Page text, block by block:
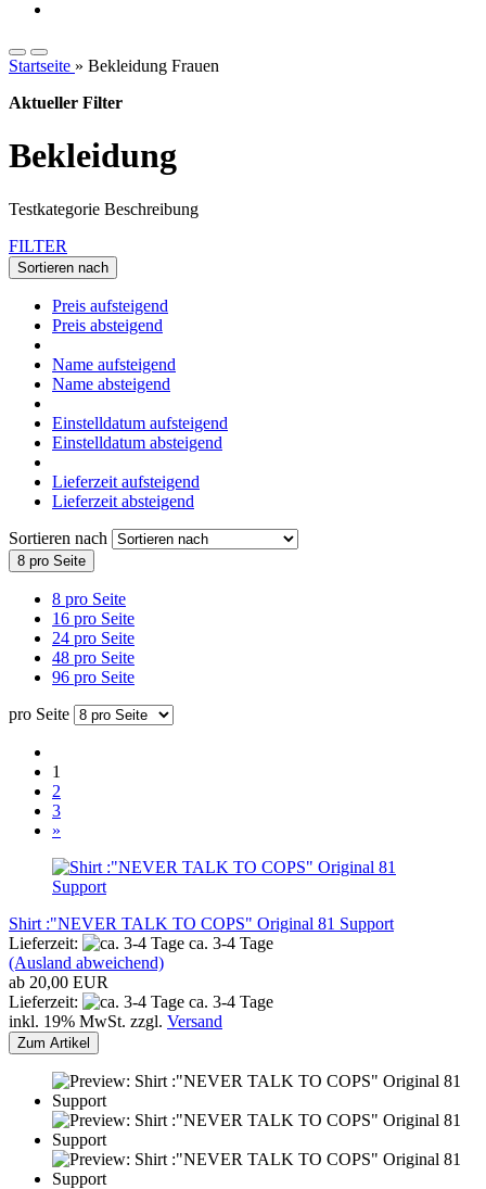
Startseite » Bekleidung Frauen
Aktueller Filter
Bekleidung
Testkategorie Beschreibung
FILTER
Sortieren nach
Preis aufsteigend
Preis absteigend
Name aufsteigend
Name absteigend
Einstelldatum aufsteigend
Einstelldatum absteigend
Lieferzeit aufsteigend
Lieferzeit absteigend
Sortieren nach
8 pro Seite
8 pro Seite
16 pro Seite
24 pro Seite
48 pro Seite
96 pro Seite
pro Seite
1
2
3
»
Shirt :"NEVER TALK TO COPS" Original 81 Support
Lieferzeit:
ca. 3-4 Tage
(Ausland abweichend)
ab 20,00 EUR
Lieferzeit:
ca. 3-4 Tage
inkl. 19% MwSt. zzgl. Versand
Zum Artikel